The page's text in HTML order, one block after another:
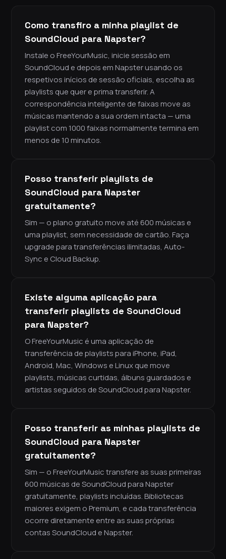
Como transfiro a minha playlist de
SoundCloud para Napster?
Instale o FreeYourMusic, inicie sessão em
SoundCloud e depois em Napster usando os
respetivos inícios de sessão oficiais, escolha as
playlists que quer e prima transferir. A
correspondência inteligente de faixas move as
músicas mantendo a sua ordem intacta — uma
playlist com 1000 faixas normalmente termina em
menos de 10 minutos.
Posso transferir playlists de
SoundCloud para Napster
gratuitamente?
Sim — o plano gratuito move até 600 músicas e
uma playlist, sem necessidade de cartão. Faça
upgrade para transferências ilimitadas, Auto-
Sync e Cloud Backup.
Existe alguma aplicação para
transferir playlists de SoundCloud
para Napster?
O FreeYourMusic é uma aplicação de
transferência de playlists para iPhone, iPad,
Android, Mac, Windows e Linux que move
playlists, músicas curtidas, álbuns guardados e
artistas seguidos de SoundCloud para Napster.
Posso transferir as minhas playlists de
SoundCloud para Napster
gratuitamente?
Sim — o FreeYourMusic transfere as suas primeiras
600 músicas de SoundCloud para Napster
gratuitamente, playlists incluídas. Bibliotecas
maiores exigem o Premium, e cada transferência
ocorre diretamente entre as suas próprias
contas SoundCloud e Napster.